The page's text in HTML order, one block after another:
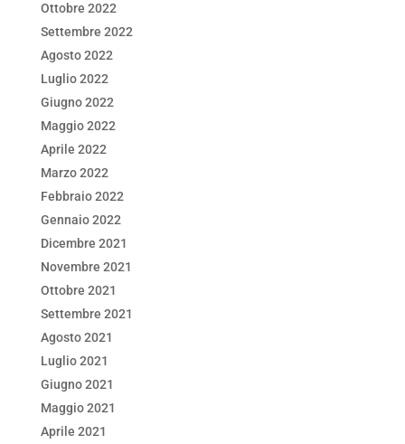
Ottobre 2022
Settembre 2022
Agosto 2022
Luglio 2022
Giugno 2022
Maggio 2022
Aprile 2022
Marzo 2022
Febbraio 2022
Gennaio 2022
Dicembre 2021
Novembre 2021
Ottobre 2021
Settembre 2021
Agosto 2021
Luglio 2021
Giugno 2021
Maggio 2021
Aprile 2021